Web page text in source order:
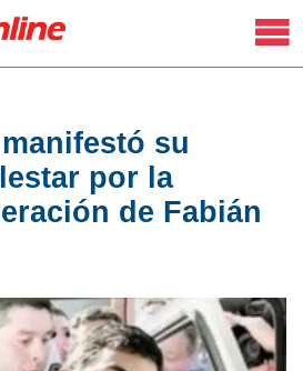
su
por la
de Fabián